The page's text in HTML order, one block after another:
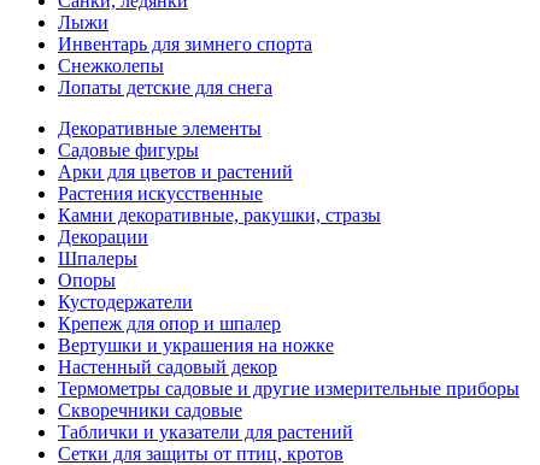
Лыжи
Инвентарь для зимнего спорта
Снежколепы
Лопаты детские для снега
Декоративные элементы
Садовые фигуры
Арки для цветов и растений
Растения искусственные
Камни декоративные, ракушки, стразы
Декорации
Шпалеры
Опоры
Кустодержатели
Крепеж для опор и шпалер
Вертушки и украшения на ножке
Настенный садовый декор
Термометры садовые и другие измерительные приборы
Скворечники садовые
Таблички и указатели для растений
Сетки для защиты от птиц, кротов